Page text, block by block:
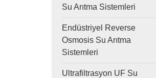
Su Arıtma Sistemleri
Endüstriyel Reverse
Osmosis Su Arıtma
Sistemleri
Ultrafiltrasyon UF Su